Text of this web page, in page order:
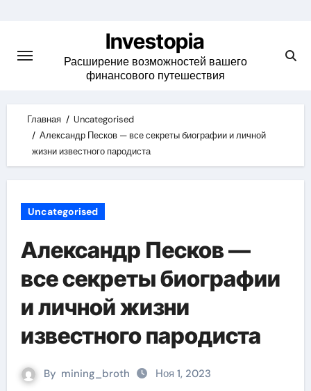
content
Investopia
Расширение возможностей вашего
финансового путешествия
Главная
Uncategorised
Александр Песков — все секреты биографии и личной
жизни известного пародиста
Uncategorised
Александр Песков —
все секреты биографии
и личной жизни
известного пародиста
By mining_broth Ноя 1, 2023